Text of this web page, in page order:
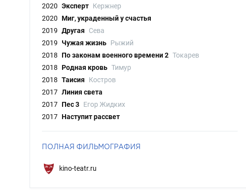
2020 Эксперт Кержнер
2020 Миг, украденный у счастья
2019 Другая
Сева
2019
Чужая жизнь Рыжий
2018
По законам военного времени 2 Токарев
2018 Родная кровь Тимур
2018 Таисия
Костров
2017 Линия света
2017 Пес 3 Егор Жидких
2017 Наступит рассвет
ПОЛНАЯ ФИЛЬМОГРАФИЯ
kino-teatr.ru